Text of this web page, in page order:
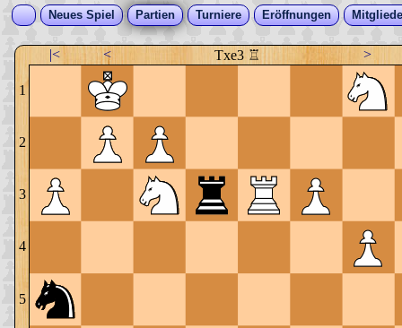
Neues Spiel Partien Turniere Eröffnungen
|< < Txe3 ♖ >
1
2
3
4
5